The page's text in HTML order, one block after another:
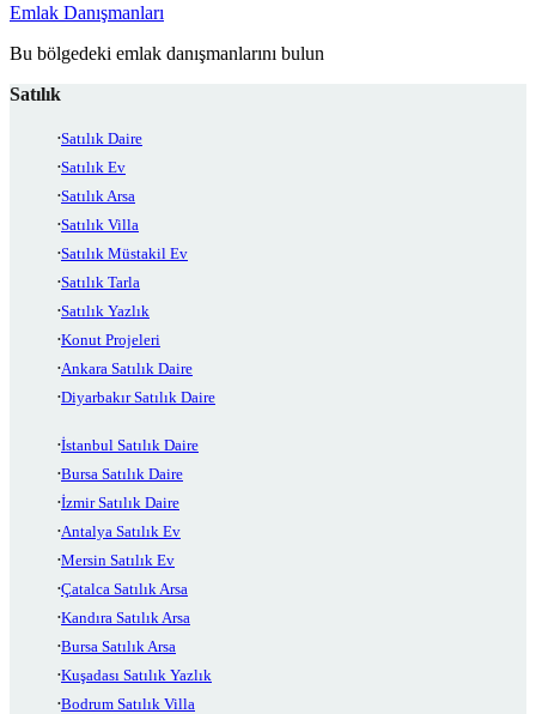
Emlak Danışmanları
Bu bölgedeki emlak danışmanlarını bulun
Satılık
Satılık Daire
Satılık Ev
Satılık Arsa
Satılık Villa
Satılık Müstakil Ev
Satılık Tarla
Satılık Yazlık
Konut Projeleri
Ankara Satılık Daire
Diyarbakır Satılık Daire
İstanbul Satılık Daire
Bursa Satılık Daire
İzmir Satılık Daire
Antalya Satılık Ev
Mersin Satılık Ev
Çatalca Satılık Arsa
Kandıra Satılık Arsa
Bursa Satılık Arsa
Kuşadası Satılık Yazlık
Bodrum Satılık Villa